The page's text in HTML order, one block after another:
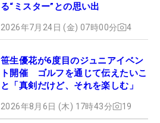
る“ミスター”との思い出
2026年7月24日 (金) 07時00分 4
笹生優花が6度目のジュニアイベン
ト開催 ゴルフを通じて伝えたいこ
と「真剣だけど、それを楽しむ」
2026年8月6日 (木) 17時43分 19